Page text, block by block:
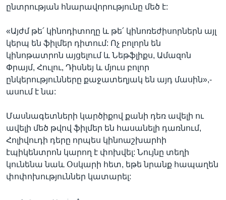
ընտրության հնարավորությունը մեծ է:
«Այժմ թե՛ կինոդիտողը և թե՛ կինոռեժիսորներն այլ
կերպ են ֆիլմեր դիտում: Ոչ բոլորն են
կինոթատրոն այցելում և Նեթֆլիքս, Ամազոն
Փրայմ, Հուլու, Դիսնեյ և մյուս բոլոր
ընկերությունները քաջատեղյակ են այդ մասին»,-
ասում է նա:
Մասնագետների կարծիքով քանի դեռ ավելի ու
ավելի մեծ թվով ֆիլմեր են հասանելի դառնում,
Հոլիվուդի դերը որպես կինոաշխարհի
էպիկենտրոն կարող է փոխվել: Նույնը տեղի
կունենա նաև Օսկարի հետ, եթե նրանք հապաղեն
փոփոխություններ կատարել: